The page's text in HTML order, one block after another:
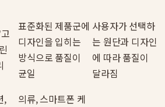
표준화된 제품군에
디자인을 입히는
방식으로 품질이
균일
사용자가 선택하
는 원단과 디자인
에 따라 품질이
달라짐
,
의류, 스마트폰 케